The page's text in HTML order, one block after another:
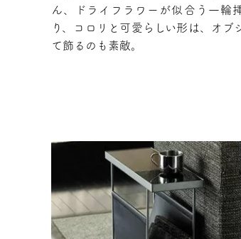
ん、ドライフラワーが似合う一輪
り、コロリと可愛らしい形は、オブ
て飾るのも素敵。